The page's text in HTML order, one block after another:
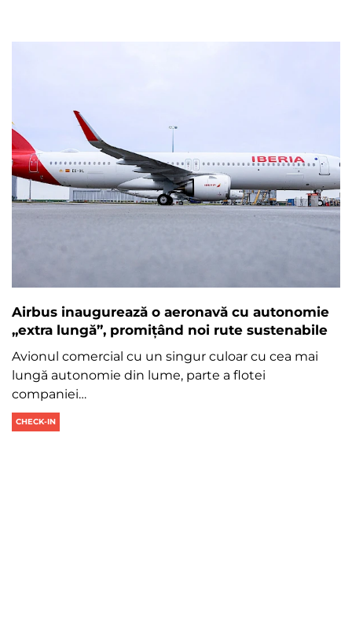
Airbus inaugurează o aeronavă cu autonomie
„extra lungă”, promițând noi rute sustenabile
Avionul comercial cu un singur culoar cu cea mai
lungă autonomie din lume, parte a flotei
companiei…
CHECK-IN